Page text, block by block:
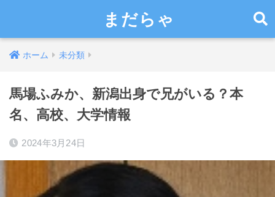
まだらゃ
ホーム 未分類
馬場ふみか、新潟出身で兄がいる？本
名、高校、大学情報
2024年3月24日